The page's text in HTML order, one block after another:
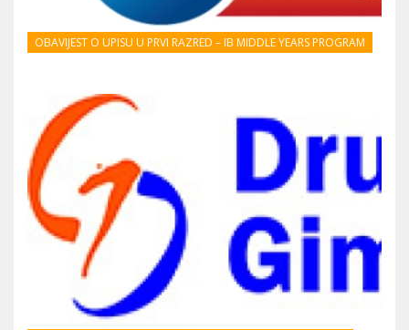
OBAVIJEST O UPISU U PRVI RAZRED – IB MIDDLE YEARS PROGRAM